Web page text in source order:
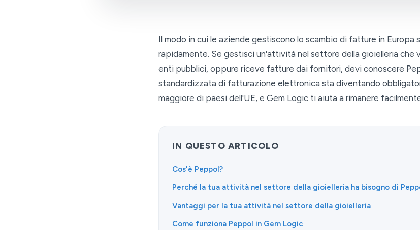
Il modo in cui le aziende gestiscono lo scambio di fatture in Europa
rapidamente. Se gestisci un'attività nel settore della gioielleria che
enti pubblici, oppure riceve fatture dai fornitori, devi conoscere
standardizzata di fatturazione elettronica sta diventando
maggiore di paesi dell'UE, e Gem Logic ti aiuta a rimanere
IN QUESTO ARTICOLO
Cos'è Peppol?
Perché la tua attività nel settore della gioielleria ha bisogno di
Vantaggi per la tua attività nel settore della gioielleria
Come funziona Peppol in Gem Logic